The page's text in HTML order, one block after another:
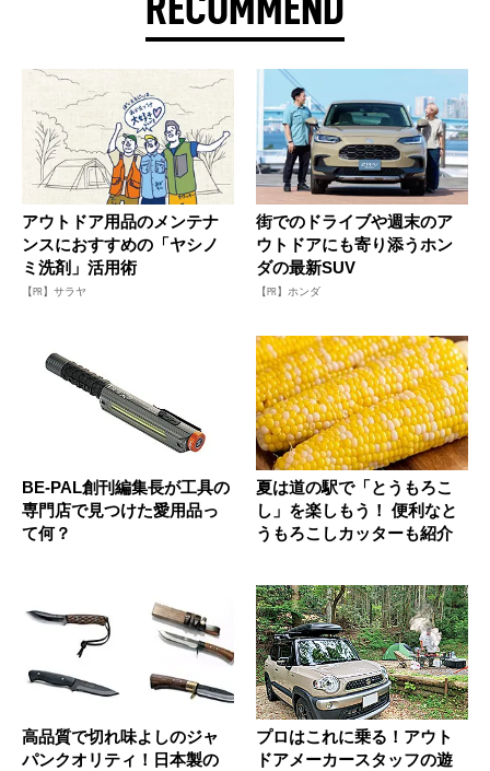
アウトドア用品のメンテナ
ンスにおすすめの「ヤシノ
ミ洗剤」活用術
【PR】サラヤ
街でのドライブや週末のア
ウトドアにも寄り添うホン
ダの最新SUV
【PR】ホンダ
BE-PAL創刊編集長が工具の
専門店で見つけた愛用品っ
て何？
夏は道の駅で「とうもろこ
し」を楽しもう！ 便利なと
うもろこしカッターも紹介
高品質で切れ味よしのジャ
パンクオリティ！日本製の
プロはこれに乗る！アウト
ドアメーカースタッフの遊